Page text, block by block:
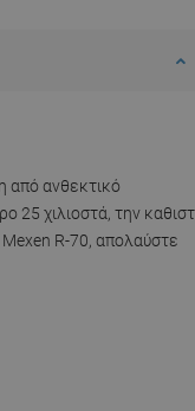
από ανθεκτικό
25 χιλιοστά, την
R-70, απολαύστε